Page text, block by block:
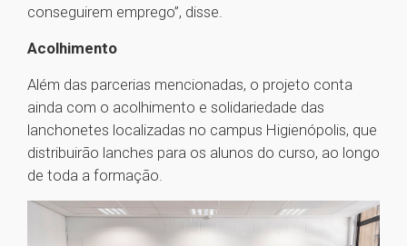
conseguirem emprego”, disse.
Acolhimento
Além das parcerias mencionadas, o projeto conta
ainda com o acolhimento e solidariedade das
lanchonetes localizadas no campus Higienópolis, que
distribuirão lanches para os alunos do curso, ao longo
de toda a formação.